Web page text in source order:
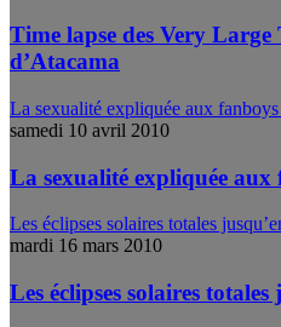
Time lapse des Very Large
d’Atacama
La sexualité expliquée aux
samedi 10 avril 2010
La sexualité expliquée aux
Les éclipses solaires totales
mardi 16 mars 2010
Les éclipses solaires totales